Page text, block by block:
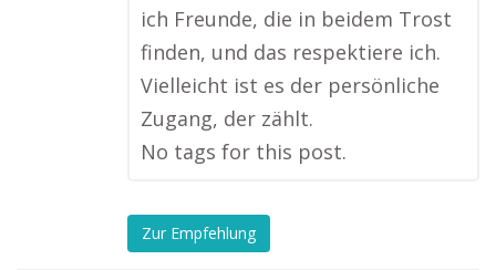
ich Freunde, die in beidem Trost
finden, und das respektiere ich.
Vielleicht ist es der persönliche
Zugang, der zählt.
No tags for this post.
Zur Empfehlung